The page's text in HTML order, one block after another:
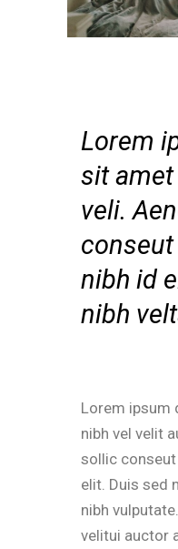
Lorem
sit
veli.
nibh id
nibh
Lorem ipsum
nibh vel velit
sollic
elit. Duis sed
nibh
velitui auctor